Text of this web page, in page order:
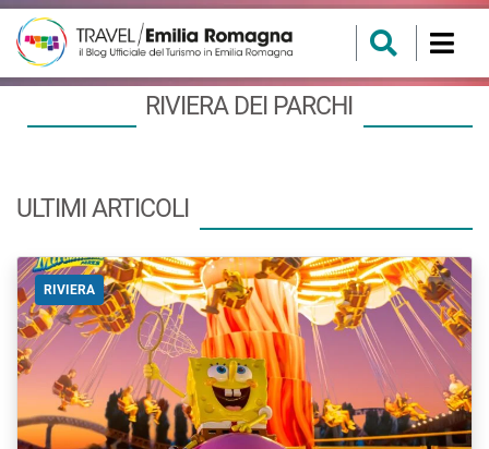
RIVIERA DEI PARCHI
ULTIMI ARTICOLI
RIVIERA